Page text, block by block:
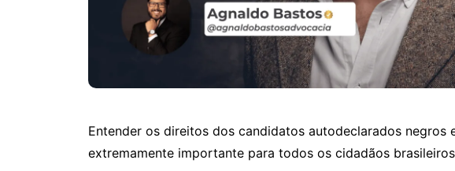
Entender os direitos dos candidatos autodeclarados negros
extremamente importante para todos os cidadãos